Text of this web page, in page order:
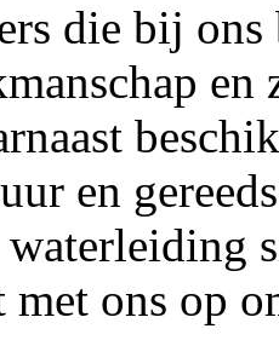
die bij
en
waterleiding
met ons op